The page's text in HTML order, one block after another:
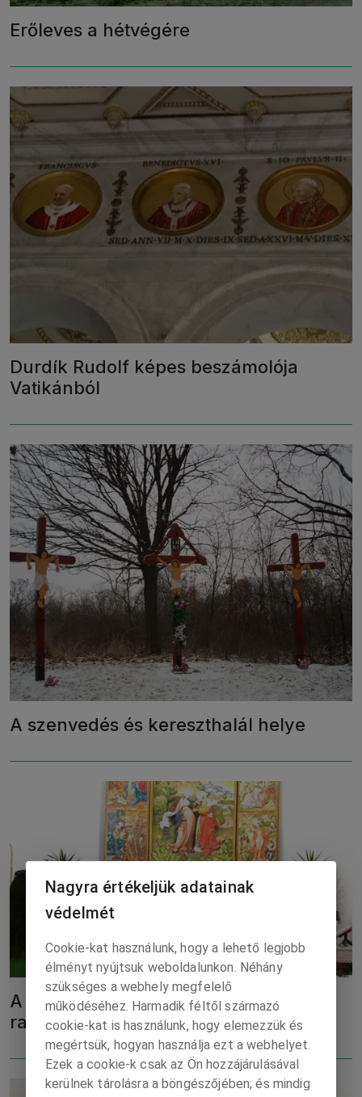
Erőleves a hétvégére
Durdík Rudolf képes beszámolója
Vatikánból
A szenvedés és kereszthalál helye
A peremeken is van élet, érték és
ragaszkodás...
Nagyra értékeljük adatainak
védelmét
Cookie-kat használunk, hogy a lehető legjobb
élményt nyújtsuk weboldalunkon. Néhány
szükséges a webhely megfelelő
működéséhez. Harmadik féltől származó
cookie-kat is használunk, hogy elemezzük és
megértsük, hogyan használja ezt a webhelyet.
Ezek a cookie-k csak az Ön hozzájárulásával
kerülnek tárolásra a böngészőjében; és mindig